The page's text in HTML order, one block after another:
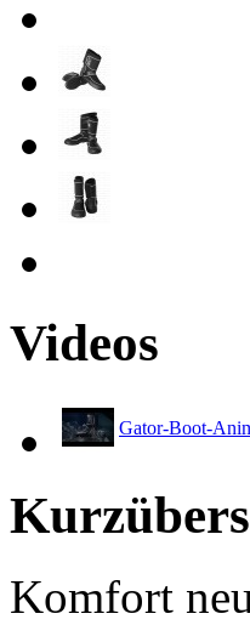
Videos
Gator-Boot-
Komfort